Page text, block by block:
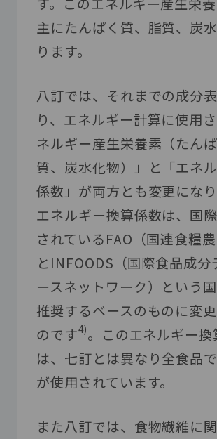
主にたんぱく質、脂質、炭
ります。
八訂では、それまでの成分
り、エネルギー計算に使用
ネルギー産生栄養素（たん
質、炭水化物）」と「エネ
係数」が両方とも変更になり
エネルギー換算係数は、国
されているFAO （国連食糧
と INFOODS （国際食品成
ースネットワーク）という
推奨するベースのものに変
のです4)。このエネルギー換
は、七訂とは異なり全食品
が使用されています。
また八訂では、食物繊維に